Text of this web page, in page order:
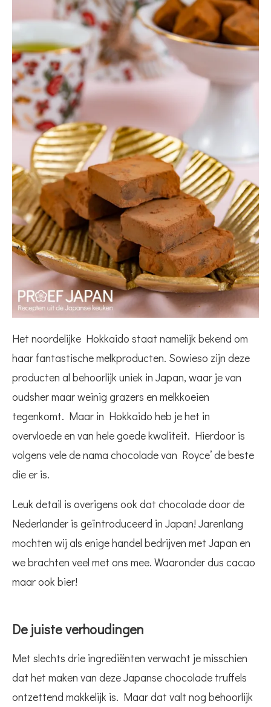
Het noordelijke Hokkaido staat namelijk bekend om
haar fantastische melkproducten. Sowieso zijn deze
producten al behoorlijk uniek in Japan, waar je van
oudsher maar weinig grazers en melkkoeien
tegenkomt. Maar in Hokkaido heb je het in
overvloede en van hele goede kwaliteit. Hierdoor is
volgens vele de nama chocolade van Royce’ de beste
die er is.
Leuk detail is overigens ook dat chocolade door de
Nederlander is geïntroduceerd in Japan! Jarenlang
mochten wij als enige handel bedrijven met Japan en
we brachten veel met ons mee. Waaronder dus cacao
maar ook bier!
De juiste verhoudingen
Met slechts drie ingrediënten verwacht je misschien
dat het maken van deze Japanse chocolade truffels
ontzettend makkelijk is. Maar dat valt nog behoorlijk